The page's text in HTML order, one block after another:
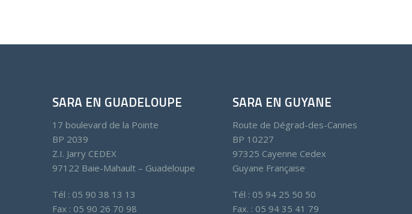
SARA EN GUADELOUPE
17 boulevard de la Pointe
BP 2039
Z.I. Jarry CEDEX
97122 Baie-Mahault – Guadeloupe
Tél : 05 90 38 13 13
Fax : 05 90 26 70 98
SARA EN GUYANE
Route de Dégrad-des-Cannes
BP 10227
97325 Cayenne Cedex
Guyane Française
Tél : 05 94 25 50 50
Fax. : 05 94 35 41 79